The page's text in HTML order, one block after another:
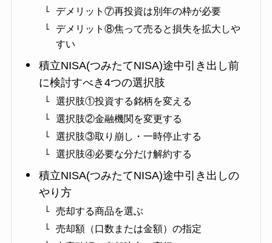
デメリット⑦再投資は別年の枠が必要
デメリット⑧焦って売ると損失を拡大しや
すい
積立NISA(つみたてNISA)途中引き出し前
に検討すべき4つの選択肢
選択肢①投資する銘柄を変える
選択肢②金融機関を変更する
選択肢③取り崩し・一時停止する
選択肢④必要な分だけ解約する
積立NISA(つみたてNISA)途中引き出しの
やり方
売却する商品を選ぶ
売却額（口数または金額）の指定